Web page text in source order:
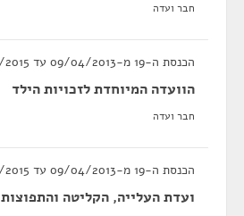
חבר ועדה
הכנסת ה-19 מ-09/04/2013 עד 31/03/2015
הוועדה המיוחדת לזכויות הילד
חבר ועדה
הכנסת ה-19 מ-09/04/2013 עד 31/03/2015
ועדת העלייה, הקליטה והתפוצות